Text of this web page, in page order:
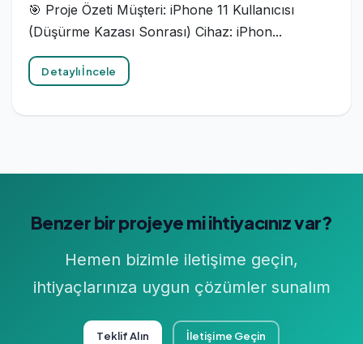
🎯 Proje Özeti Müşteri: iPhone 11 Kullanıcısı
(Düşürme Kazası Sonrası) Cihaz: iPhon...
Detaylı İncele
Benzer bir projeye mi ihtiyacınız var?
Hemen bizimle iletişime geçin,
ihtiyaçlarınıza uygun çözümler sunalım
Teklif Alın İletişime Geçin